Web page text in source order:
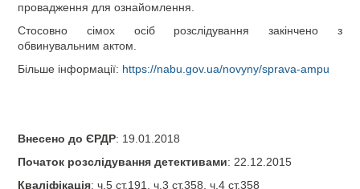
провадження для ознайомлення.
Стосовно сімох осіб розслідування закінчено з
обвинувальним актом.
Більше інформації: https://nabu.gov.ua/novyny/sprava-ampu
Внесено до ЄРДР: 19.01.2018
Початок розслідування детективами: 22.12.2015
Кваліфікація: ч.5 ст.191, ч.3 ст.358, ч.4 ст.358